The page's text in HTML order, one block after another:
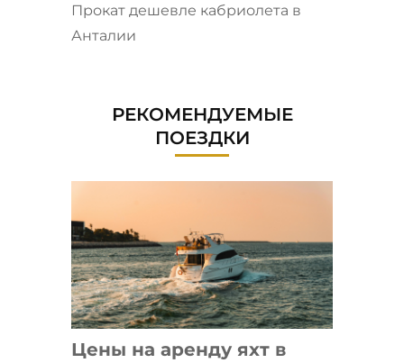
Прокат дешевле кабриолета в
Анталии
РЕКОМЕНДУЕМЫЕ
ПОЕЗДКИ
Цены на аренду яхт в